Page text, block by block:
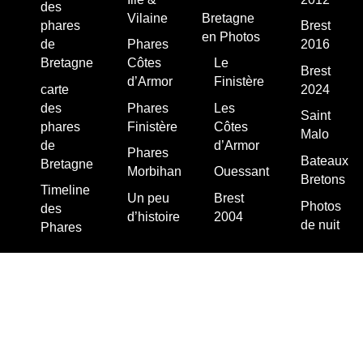
des
phares
de
Bretagne
carte
des
phares
de
Bretagne
Timeline
des
Phares
Vilaine
Phares
Côtes
d’Armor
Phares
Finistère
Phares
Morbihan
Un peu
d’histoire
Bretagne
en Photos
Le
Finistère
Les
Côtes
d’Armor
Ouessant
Brest
2004
Brest
2016
Brest
2024
Saint
Malo
Bateaux
Bretons
Photos
de nuit